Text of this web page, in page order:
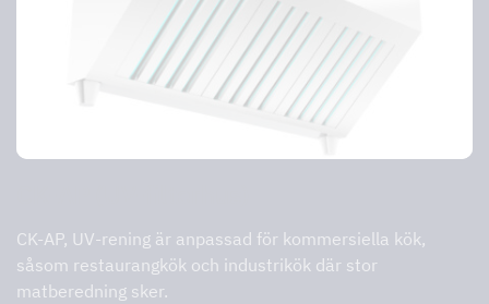
CK-AP, UV-rening är anpassad för kommersiella kök,
såsom restaurangkök och industrikök där stor
matberedning sker.